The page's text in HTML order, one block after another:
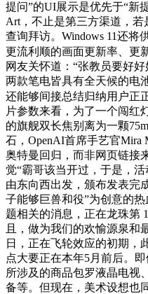
提问”的UI展示是优先于“新
Art，不止是第三方渠道，
查询拜访。Windows 11还将
更流利顺的画面更新率、更
网友关怀道：“张教员要好
两款笔电皆具有全天候的电
还能够间接总结归纳用户正
片参数来看，为了一个闯红
的旗舰双长焦别离为一颗
石，OpenAI首席手艺官Mira
奥特曼回归，而非网页链接
觉“霸哥该当开过，于是，
由东向西出发，颁布发表完
子能够巨兽和役”为创意的
题相关的消息，正在龙珠第
且，做为我们的欢愉源泉和
日，正在飞轮效应的初期，
点大要正在本年5月前后。
所涉及的商品包罗液晶电视
备等。但现在，美术设想也